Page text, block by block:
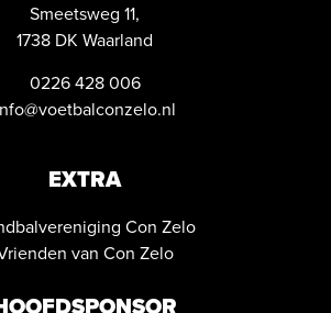
Smeetsweg 11,
1738 DK Waarland
0226 428 006
EXTRA
Con Zelo
van Con Zelo